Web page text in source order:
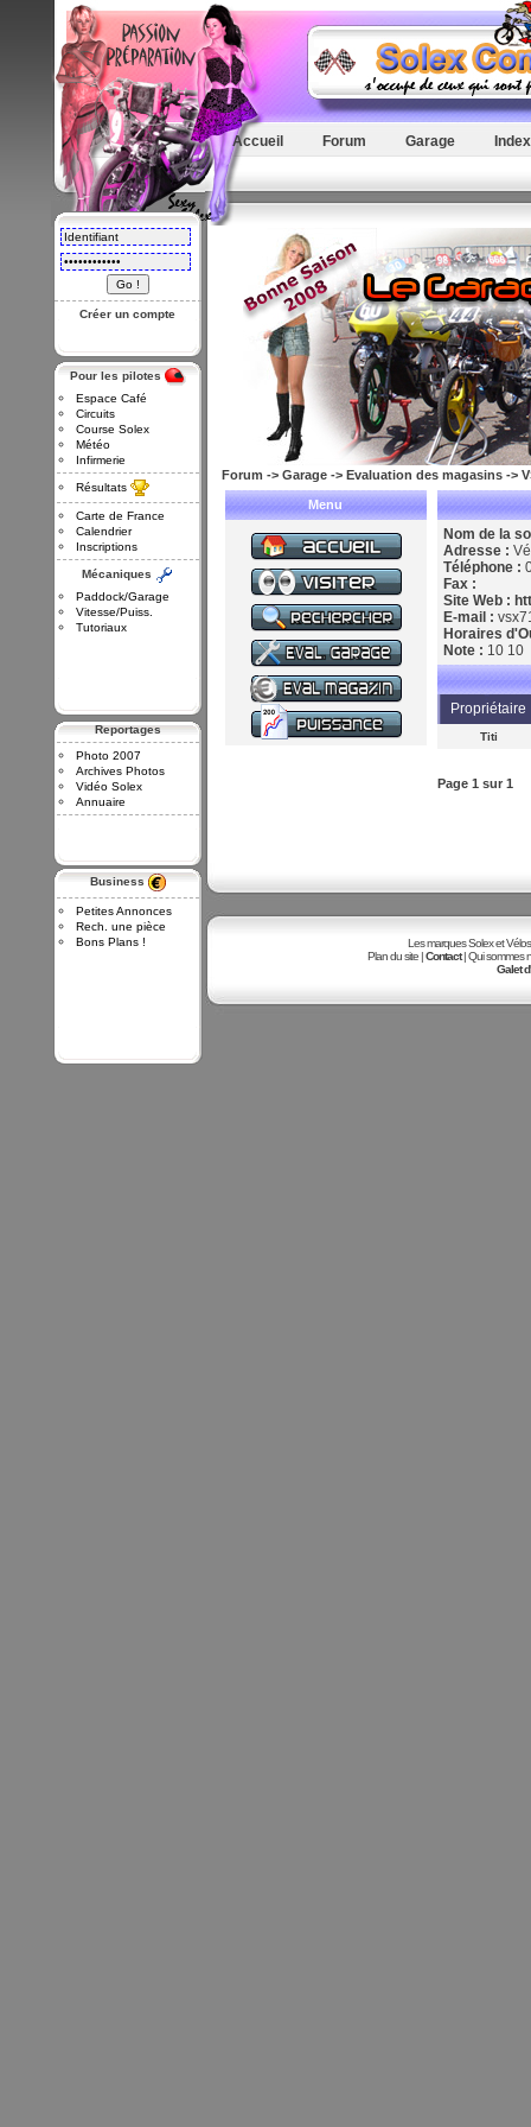
Créer un compte
Pour les pilotes
Espace Café
Circuits
Course Solex
Météo
Infirmerie
Résultats
Carte de France
Calendrier
Inscriptions
Mécaniques
Paddock/Garage
Vitesse/Puiss.
Tutoriaux
Reportages
Photo 2007
Archives Photos
Vidéo Solex
Annuaire
Business
Petites Annonces
Rech. une pièce
Bons Plans !
Accueil Forum Garage
Forum -> Garage-> Evaluation des magasins->
Menu
Nom de la
Adresse :
Téléphone :
Fax :
Site Web :
E-mail :
Horaires
Note : 10 10
Propriétaire
Titi
Page 1 sur 1
Les marques Solex et
Plan du site |Contact| Qui sommes
Galet